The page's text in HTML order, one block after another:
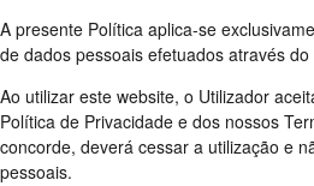
A presente Política aplica-se
de dados pessoais efetuados através
Ao utilizar este website, o Utilizador
Política de Privacidade e dos nossos
concorde, deverá cessar a utilização e
pessoais.